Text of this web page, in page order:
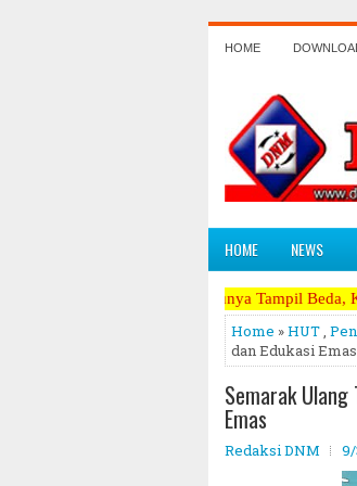
HOME
HOME NEWS
Satu - Satunya Tampil Beda, Koran Politik Paling
Home »HUT,
dan Edukasi Emas
Semarak
Emas
Redaksi DNM